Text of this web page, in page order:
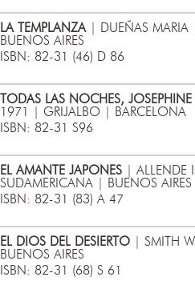
LA TEMPLANZA | DUEÑAS
BUENOS AIRES
ISBN: 82-31 (46) D 86
TODAS LAS NOCHES, JOSEPHINE
1971 | GRIJALBO | BARCELONA
ISBN: 82-31 S96
EL AMANTE JAPONES | ALLENDE
SUDAMERICANA | BUENOS AIRES
ISBN: 82-31 (83) A 47
EL DIOS DEL DESIERTO | SMITH
BUENOS AIRES
ISBN: 82-31 (68) S 61